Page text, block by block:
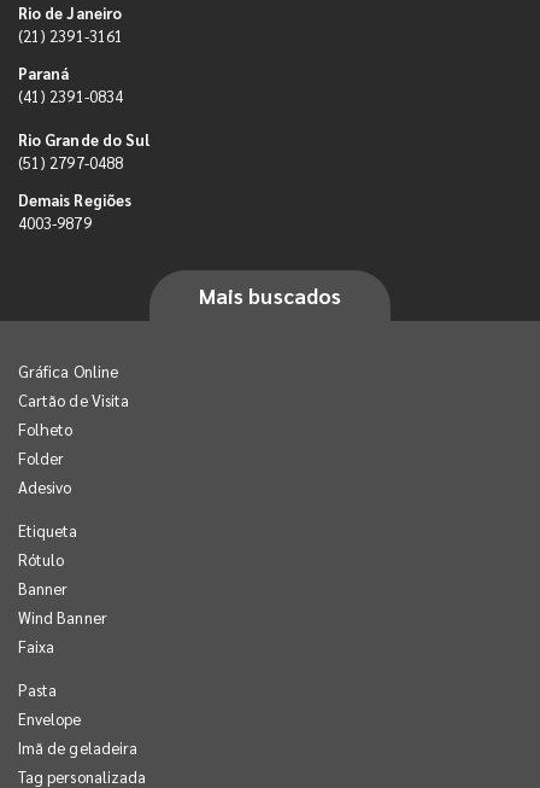
Rio de Janeiro
(21) 2391-3161
Paraná
(41) 2391-0834
Rio Grande do Sul
(51) 2797-0488
Demais Regiões
4003-9879
Mais buscados
Gráfica Online
Cartão de Visita
Folheto
Folder
Adesivo
Etiqueta
Rótulo
Banner
Wind Banner
Faixa
Pasta
Envelope
Imã de geladeira
Tag personalizada